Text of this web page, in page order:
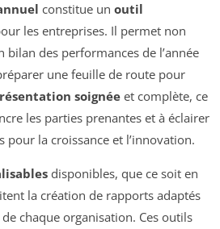
constitue un outil
les entreprises. Il permet non
bilan des performances de l’année
une feuille de route pour
soignéeet complète, ce
les parties prenantes et à éclairer
pour la croissance et l’innovation.
disponibles, que ce soit en
la création de rapports adaptés
chaque organisation. Ces outils